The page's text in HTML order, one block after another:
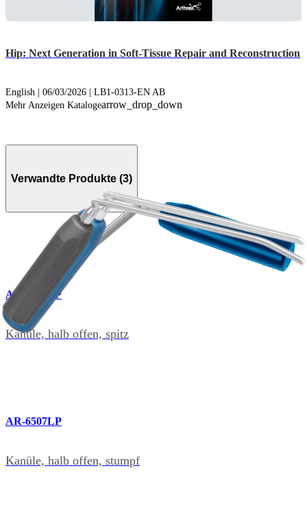
Hip: Next Generation in Soft-Tissue Repair and Reconstruction
English | 06/03/2026 | LB1-0313-EN AB
Mehr Anzeigen Katalogearrow_drop_down
Verwandte Produkte (3)
AR-6506LP
Kanüle, halb offen, spitz
AR-6507LP
Kanüle, halb offen, stumpf